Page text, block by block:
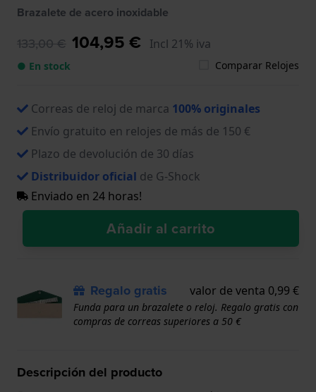
Brazalete de acero inoxidable
133,00 € 104,95 € Incl 21% iva
● En stock Comparar Relojes
Correas de reloj de marca 100% originales
Envío gratuito en relojes de más de 150 €
Plazo de devolución de 30 días
Distribuidor oficial de G-Shock
Enviado en 24 horas!
Añadir al carrito
Regalo gratis valor de venta 0,99 €
Funda para un brazalete o reloj. Regalo gratis con
compras de correas superiores a 50 €
Descripción del producto